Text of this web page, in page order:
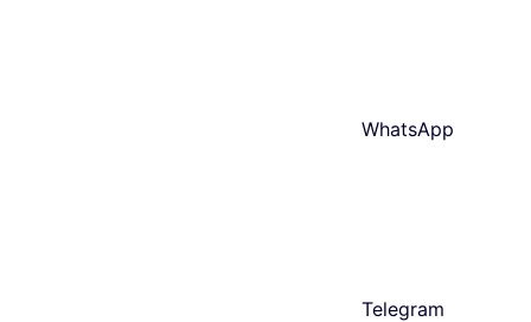
WhatsApp
Telegram